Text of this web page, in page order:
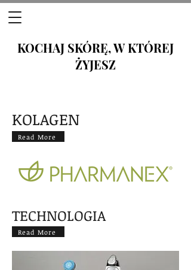
KOCHAJ SKÓRĘ, W KTÓREJ
ŻYJESZ
KOLAGEN
Read More
TECHNOLOGIA
Read More